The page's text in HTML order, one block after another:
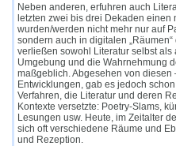
Neben anderen, erfuhren auch
letzten zwei bis drei Dekaden einen
wurden/werden nicht mehr nur auf
sondern auch in digitalen
verließen sowohl Literatur selbst
Umgebung und die Wahrnehmung
maßgeblich. Abgesehen von
Entwicklungen, gab es jedoch
Verfahren, die Literatur und deren
Kontexte versetzte: Poetry-Slams,
Lesungen usw. Heute, im Zeitalter
sich oft verschiedene Räume und
und Rezeption.